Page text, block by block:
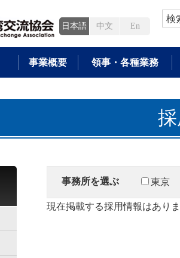
日本語 中文 En
検
事業概要 領事・各種業務
事務所を選ぶ 東京
現在掲載する採用情報はありま